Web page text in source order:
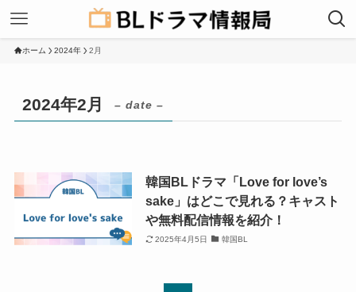
ホーム 2024年 2月
2024年2月 – date –
韓国BLドラマ「Love for love’s
sake」はどこで見れる？キャスト
や無料配信情報を紹介！
2025年4月5日 韓国BL